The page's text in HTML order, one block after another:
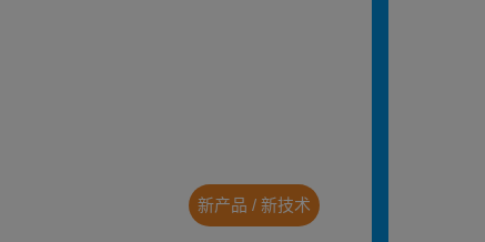
新产品 / 新技术